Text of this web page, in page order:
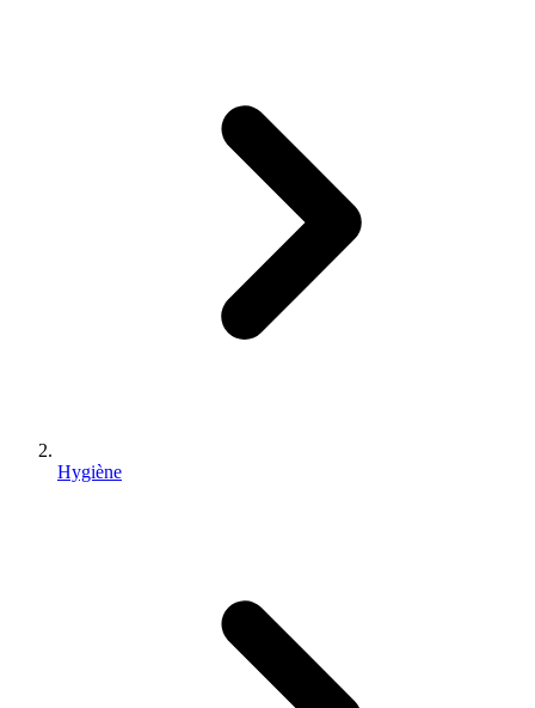
Hygiène